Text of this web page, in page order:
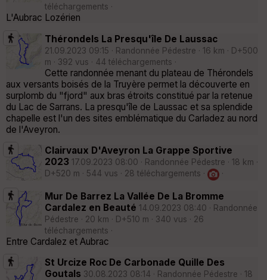
téléchargements ·
L'Aubrac Lozérien
Thérondels La Presqu'île De Laussac
21.09.2023 09:15 · Randonnée Pédestre · 16 km · D+500
m · 392 vus · 44 téléchargements ·
Cette randonnée menant du plateau de Thérondels
aux versants boisés de la Truyère permet la découverte en
surplomb du "fjord" aux bras étroits constitué par la retenue
du Lac de Sarrans. La presqu'île de Laussac et sa splendide
chapelle est l'un des sites emblématique du Carladez au nord
de l'Aveyron.
Clairvaux D'Aveyron La Grappe Sportive
2023 17.09.2023 08:00 · Randonnée Pédestre · 18 km ·
D+520 m · 544 vus · 28 téléchargements ·
·
Mur De Barrez La Vallée De La Bromme
Cardalez en Beauté 14.09.2023 08:40 · Randonnée
Pédestre · 20 km · D+510 m · 340 vus · 26
téléchargements ·
Entre Cardalez et Aubrac
St Urcize Roc De Carbonade Quille Des
Goutals 30.08.2023 08:14 · Randonnée Pédestre · 18